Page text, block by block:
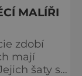
MALÍŘI
zdobí
mají
šaty se